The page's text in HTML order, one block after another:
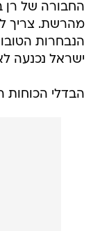
החבורה של רן
מהרשת. צריך
הנבחרות
ישראל נכנעה
הבדלי הכוחות